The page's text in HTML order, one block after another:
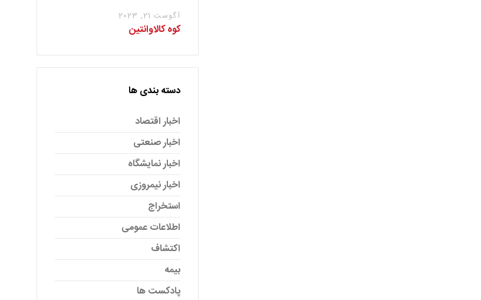
آگوست 21, 2023
کوه کالاوانتین
دسته بندی ها
اخبار اقتصاد
اخبار صنعتی
اخبار نمایشگاه
اخبار نیمروزی
استخراج
اطلاعات عمومی
اکتشاف
بیمه
پادکست ها